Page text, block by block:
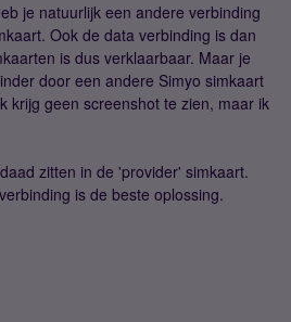
je natuurlijk een andere verbinding
Ook de data verbinding is dan
is dus verklaarbaar. Maar je
door een andere Simyo simkaart
krijg geen screenshot te zien, maar ik
zitten in de 'provider' simkaart.
is de beste oplossing.